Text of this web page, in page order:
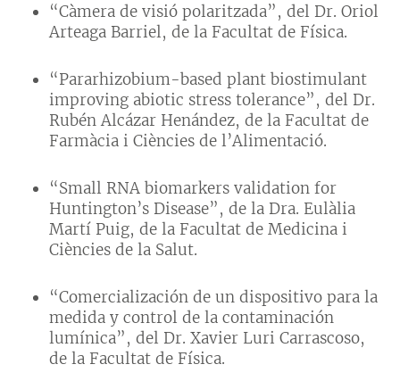
“Càmera de visió polaritzada”, del Dr. Oriol
Arteaga Barriel, de la Facultat de Física.
“Pararhizobium-based plant biostimulant
improving abiotic stress tolerance”, del Dr.
Rubén Alcázar Henández, de la Facultat de
Farmàcia i Ciències de l’Alimentació.
“Small RNA biomarkers validation for
Huntington’s Disease”, de la Dra. Eulàlia
Martí Puig, de la Facultat de Medicina i
Ciències de la Salut.
“Comercialización de un dispositivo para la
medida y control de la contaminación
lumínica”, del Dr. Xavier Luri Carrascoso,
de la Facultat de Física.